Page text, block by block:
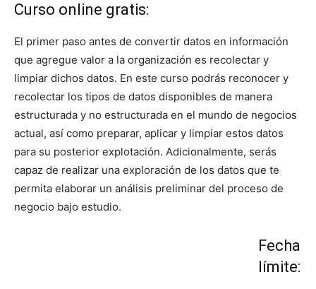
Curso online gratis:
El primer paso antes de convertir datos en información
que agregue valor a la organización es recolectar y
limpiar dichos datos. En este curso podrás reconocer y
recolectar los tipos de datos disponibles de manera
estructurada y no estructurada en el mundo de negocios
actual, así como preparar, aplicar y limpiar estos datos
para su posterior explotación. Adicionalmente, serás
capaz de realizar una exploración de los datos que te
permita elaborar un análisis preliminar del proceso de
negocio bajo estudio.
Fecha
límite: